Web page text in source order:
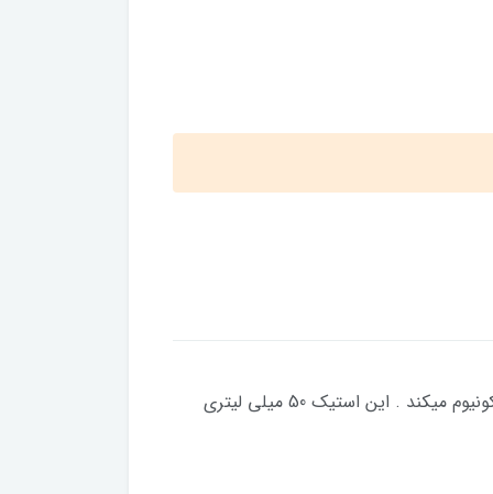
استیک ضد تعریق پیور اسپرت با فرمولاسیون ویژه‌ای که دارد به کاهش تعریق میکند با کمک یون‌های آلومینیوم و زیرکونیوم میکند . این استیک 50 میلی لیتری